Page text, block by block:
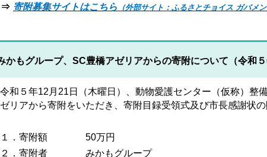
⇒ 寄附募集サイトはこちら （外部サイト：ふるさとチョイス ガバメ
かもグループ、SC豊橋アゼリアからの寄附について（令和５
５年12月21日（木曜日）、動物愛護センター（仮称）整
リアから寄附をいただき、寄附目録受領式及び市長感謝状の
．寄附額 50万円
．寄附者 みかもグループ